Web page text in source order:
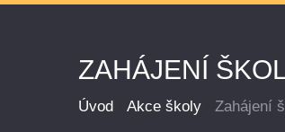
ZAHÁJENÍ
Úvod Akce školy Zahájení